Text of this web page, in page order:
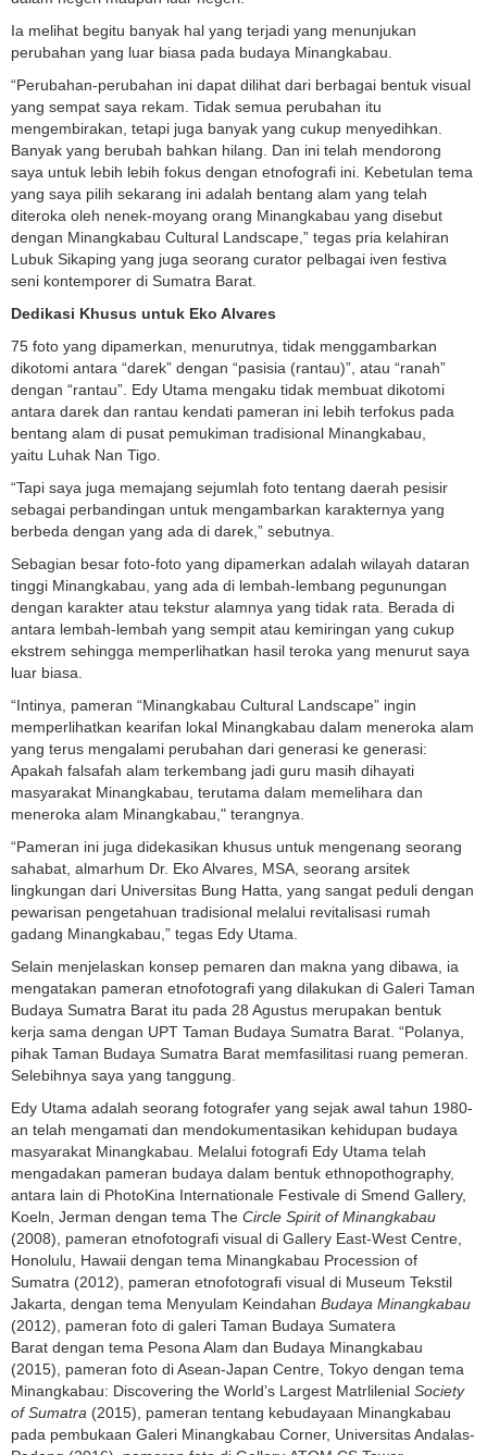
Ia melihat begitu banyak hal yang terjadi yang menunjukan
perubahan yang luar biasa pada budaya Minangkabau.
“Perubahan-perubahan ini dapat dilihat dari berbagai bentuk visual
yang sempat saya rekam. Tidak semua perubahan itu
mengembirakan, tetapi juga banyak yang cukup menyedihkan.
Banyak yang berubah bahkan hilang. Dan ini telah mendorong
saya untuk lebih lebih fokus dengan etnofografi ini. Kebetulan tema
yang saya pilih sekarang ini adalah bentang alam yang telah
diteroka oleh nenek-moyang orang Minangkabau yang disebut
dengan Minangkabau Cultural Landscape,” tegas pria kelahiran
Lubuk Sikaping yang juga seorang curator pelbagai iven festiva
seni kontemporer di Sumatra Barat.
Dedikasi Khusus untuk Eko Alvares
75 foto yang dipamerkan, menurutnya, tidak menggambarkan
dikotomi antara “darek” dengan “pasisia (rantau)”, atau “ranah”
dengan “rantau”. Edy Utama mengaku tidak membuat dikotomi
antara darek dan rantau kendati pameran ini lebih terfokus pada
bentang alam di pusat pemukiman tradisional Minangkabau,
yaitu Luhak Nan Tigo.
“Tapi saya juga memajang sejumlah foto tentang daerah pesisir
sebagai perbandingan untuk mengambarkan karakternya yang
berbeda dengan yang ada di darek,” sebutnya.
Sebagian besar foto-foto yang dipamerkan adalah wilayah dataran
tinggi Minangkabau, yang ada di lembah-lembang pegunungan
dengan karakter atau tekstur alamnya yang tidak rata. Berada di
antara lembah-lembah yang sempit atau kemiringan yang cukup
ekstrem sehingga memperlihatkan hasil teroka yang menurut saya
luar biasa.
“Intinya, pameran “Minangkabau Cultural Landscape” ingin
memperlihatkan kearifan lokal Minangkabau dalam meneroka alam
yang terus mengalami perubahan dari generasi ke generasi:
Apakah falsafah alam terkembang jadi guru masih dihayati
masyarakat Minangkabau, terutama dalam memelihara dan
meneroka alam Minangkabau," terangnya.
“Pameran ini juga didekasikan khusus untuk mengenang seorang
sahabat, almarhum Dr. Eko Alvares, MSA, seorang arsitek
lingkungan dari Universitas Bung Hatta, yang sangat peduli dengan
pewarisan pengetahuan tradisional melalui revitalisasi rumah
gadang Minangkabau,” tegas Edy Utama.
Selain menjelaskan konsep pemaren dan makna yang dibawa, ia
mengatakan pameran etnofotografi yang dilakukan di Galeri Taman
Budaya Sumatra Barat itu pada 28 Agustus merupakan bentuk
kerja sama dengan UPT Taman Budaya Sumatra Barat. “Polanya,
pihak Taman Budaya Sumatra Barat memfasilitasi ruang pemeran.
Selebihnya saya yang tanggung.
Edy Utama adalah seorang fotografer yang sejak awal tahun 1980-
an telah mengamati dan mendokumentasikan kehidupan budaya
masyarakat Minangkabau. Melalui fotografi Edy Utama telah
mengadakan pameran budaya dalam bentuk ethnopothography,
antara lain di PhotoKina Internationale Festivale di Smend Gallery,
Koeln, Jerman dengan tema The Circle Spirit of Minangkabau
(2008), pameran etnofotografi visual di Gallery East-West Centre,
Honolulu, Hawaii dengan tema Minangkabau Procession of
Sumatra (2012), pameran etnofotografi visual di Museum Tekstil
Jakarta, dengan tema Menyulam Keindahan Budaya Minangkabau
(2012), pameran foto di galeri Taman Budaya Sumatera
Barat dengan tema Pesona Alam dan Budaya Minangkabau
(2015), pameran foto di Asean-Japan Centre, Tokyo dengan tema
Minangkabau: Discovering the World’s Largest Matrlilenial Society
of Sumatra (2015), pameran tentang kebudayaan Minangkabau
pada pembukaan Galeri Minangkabau Corner, Universitas Andalas-